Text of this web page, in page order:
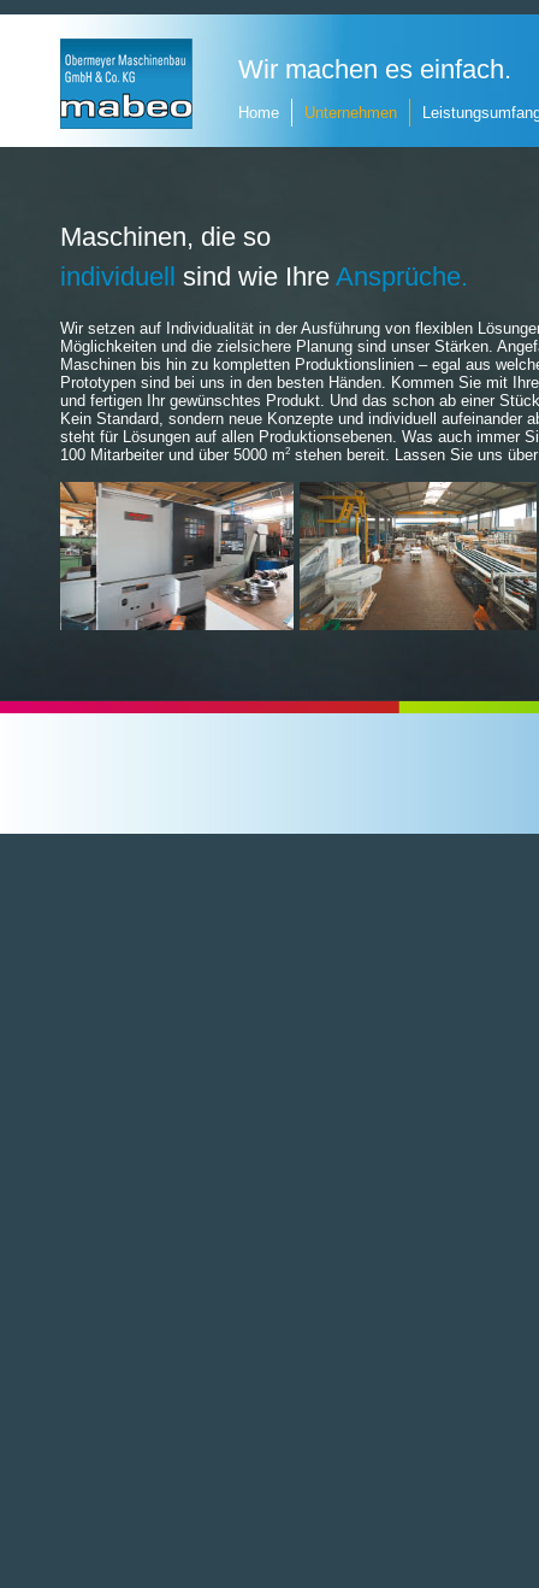
Wir machen es einfach.
Home Unternehmen
Maschinen, die so
individuell sind wie Ihre Ansprüche.
Wir setzen auf Individualität in der Ausführung von flexiblen
Möglichkeiten und die zielsichere Planung sind unser Stärken.
Maschinen bis hin zu kompletten Produktionslinien – egal aus
Prototypen sind bei uns in den besten Händen. Kommen Sie mit
und fertigen Ihr gewünschtes Produkt. Und das schon ab einer
Kein Standard, sondern neue Konzepte und individuell aufeinander
steht für Lösungen auf allen Produktionsebenen. Was auch immer
100 Mitarbeiter und über 5000 m2 stehen bereit. Lassen Sie uns